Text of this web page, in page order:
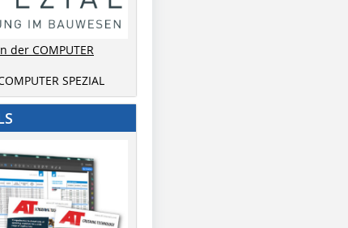
der COMPUTER
SPEZIAL